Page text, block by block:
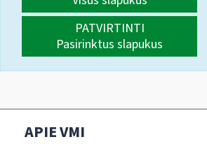
PATVIRTINTI
Pasirinktus slapukus
APIE VMI